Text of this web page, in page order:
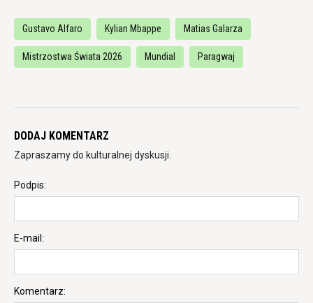
Gustavo Alfaro Kylian Mbappe Matias Galarza
Mistrzostwa Świata 2026 Mundial Paragwaj
DODAJ KOMENTARZ
Zapraszamy do kulturalnej dyskusji.
Podpis:
E-mail:
Komentarz: